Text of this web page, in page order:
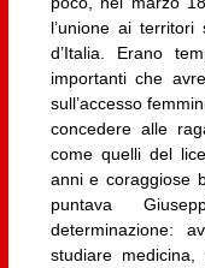
l’unione ai
d’Italia. Erano
importanti che
sull’accesso
concedere alle
come quelli del
anni e coraggiose
puntava
determinazione:
studiare